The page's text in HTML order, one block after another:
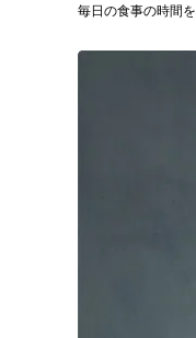
毎日の食事の時間